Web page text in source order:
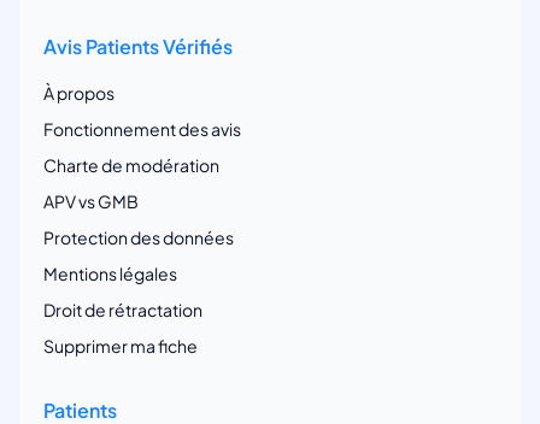
Avis Patients Vérifiés
À propos
Fonctionnement des avis
Charte de modération
APV vs GMB
Protection des données
Mentions légales
Droit de rétractation
Supprimer ma fiche
Patients